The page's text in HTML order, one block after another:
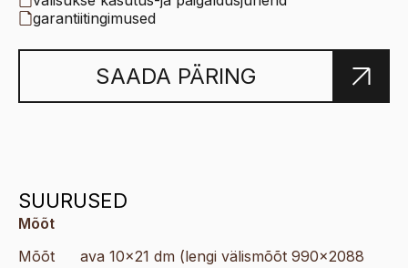
garantiitingimused
SAADA PÄRING
SUURUSED
Mõõt
Mõõt
ava 10×21 dm (lengi välismõõt 990×2088